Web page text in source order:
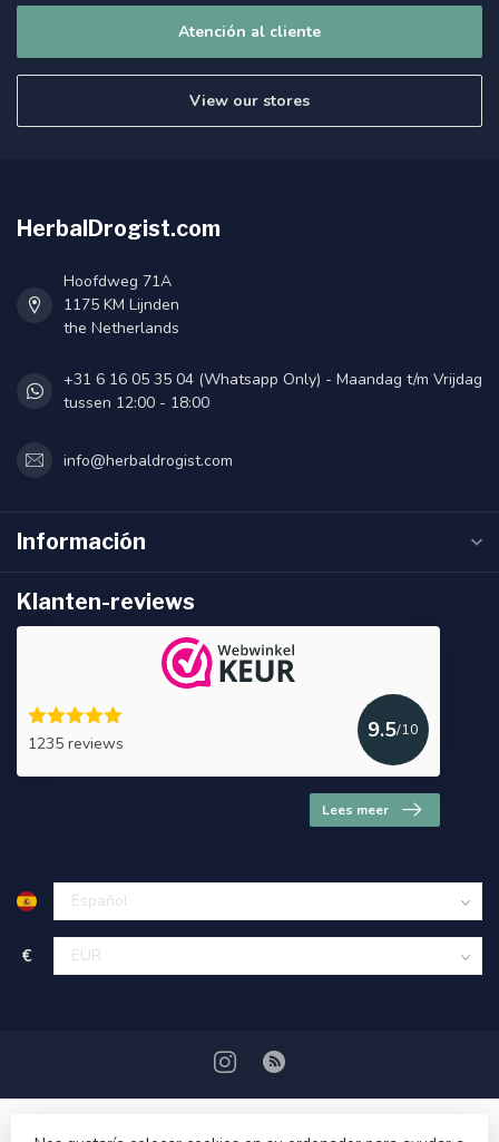
Atención al cliente
View our stores
HerbalDrogist.com
Hoofdweg 71A
1175 KM Lijnden
the Netherlands
+31 6 16 05 35 04 (Whatsapp Only) - Maandag t/m Vrijdag
tussen 12:00 - 18:00
info@herbaldrogist.com
Información
Klanten-reviews
1235 reviews
9.5/10
Lees meer
€